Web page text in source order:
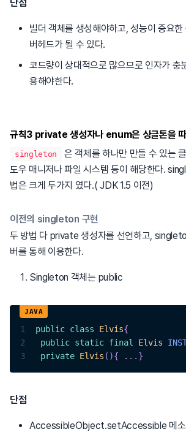
단점
빌더 객체를 생성해야하고, 성능이 중요
버헤드가 될 수 있다.
코드량이 상대적으로 많으므로 인자가 충
용해야한다.
규칙3 private 생성자나 enum은 싱글톤을 따
singleton
은 객체를 하나만 만들 수 있는
도우 매니저나 파일 시스템 등이 해당한다.
법은 크게 두가지 였다.( JDK 1.5 이전)
이전의 singleton 구현
두 방법 다 private 생성자를 선언하고,
버를 통해 이용한다.
Singleton 객체는 public
1 public class Elvis{
2
public static final Elvis
3
private Elvis ( ){ . . . }
단점
AccessibleObject.setAccessible 메소